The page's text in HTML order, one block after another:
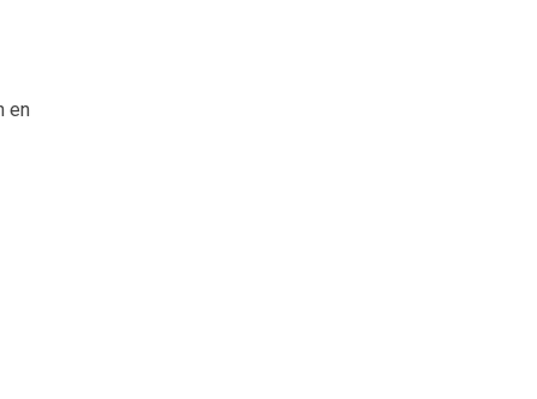
en